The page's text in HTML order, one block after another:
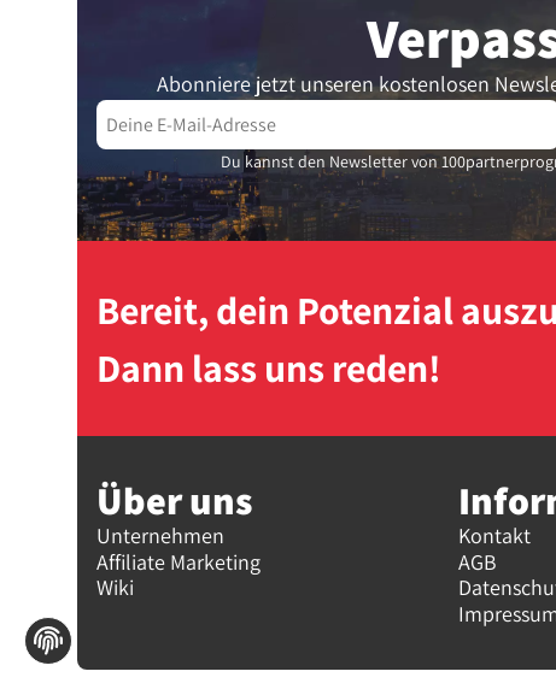
Abonniere jetzt unseren kostenlosen
Du kannst den Newsletter von
Bereit, dein Potenzial
Dann lass uns reden!
Über uns
Unternehmen
Affiliate Marketing
Wiki
Kontakt
AGB